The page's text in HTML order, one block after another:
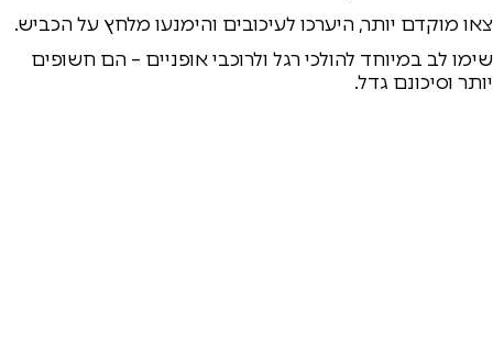
צאו מוקדם יותר, היערכו לעיכובים והימנעו מלחץ על הכביש.
שימו לב במיוחד להולכי רגל ולרוכבי אופניים – הם חשופים
יותר וסיכונם גדל.